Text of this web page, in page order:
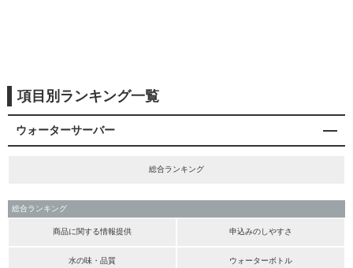
項目別ランキング一覧
ウォーターサーバー
総合ランキング
総合ランキング
商品に関する情報提供 申込みのしやすさ
水の味・品質 ウォーターボトル